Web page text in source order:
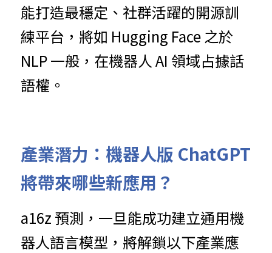
能打造最穩定、社群活躍的開源訓
練平台，將如 Hugging Face 之於
NLP 一般，在機器人 AI 領域占據話
語權。
產業潛力：機器人版 ChatGPT
將帶來哪些新應用？
a16z 預測，一旦能成功建立通用機
器人語言模型，將解鎖以下產業應